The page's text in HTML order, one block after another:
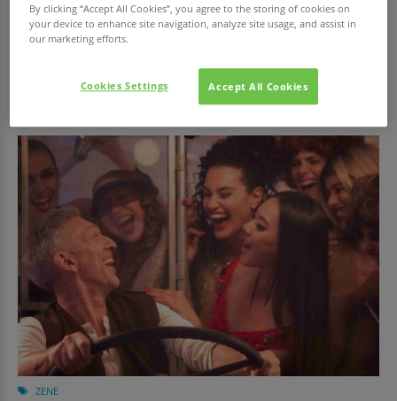
Az Országos Vérellátó Szolgálat (OVSz) és véradásszervező partnere, a
ZENE
By clicking “Accept All Cookies”, you agree to the storing of cookies on
your device to enhance site navigation, analyze site usage, and assist in
our marketing efforts.
Accept All Cookies
Cookies Settings